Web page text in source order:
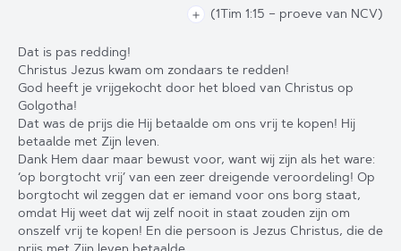
(1Tim 1:15 – proeve van NCV)
＋
Dat is pas redding!
Christus Jezus kwam om zondaars te redden!
God heeft je vrijgekocht door het bloed van Christus op
Golgotha!
Dat was de prijs die Hij betaalde om ons vrij te kopen! Hij
betaalde met Zijn leven.
Dank Hem daar maar bewust voor, want wij zijn als het ware:
‘op borgtocht vrij’ van een zeer dreigende veroordeling! Op
borgtocht wil zeggen dat er iemand voor ons borg staat,
omdat Hij weet dat wij zelf nooit in staat zouden zijn om
onszelf vrij te kopen! En die persoon is Jezus Christus, die de